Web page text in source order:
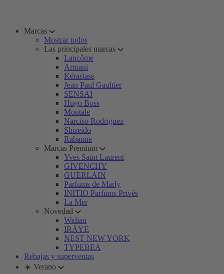
Marcas
Mostrar todos
Las principales marcas
Lancôme
Armani
Kérastase
Jean Paul Gaultier
SENSAI
Hugo Boss
Montale
Narciso Rodriguez
Shiseido
Rabanne
Marcas Premium
Yves Saint Laurent
GIVENCHY
GUERLAIN
Parfums de Marly
INITIO Parfums Privés
La Mer
Novedad
Widian
IRÄYE
NEST NEW YORK
TYPEBEA
Rebajas y superventas
☀️ Verano